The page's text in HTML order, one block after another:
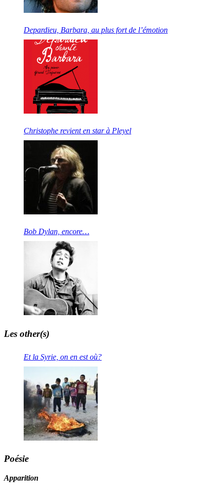
Depardieu, Barbara, au plus fort de l’émotion
Christophe revient en star à Pleyel
Bob Dylan, encore…
Les other(s)
Et la Syrie, on en est où?
Poésie
Apparition